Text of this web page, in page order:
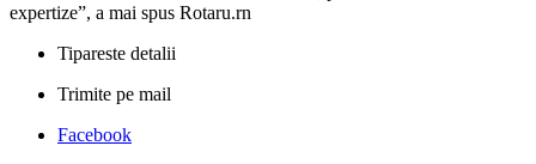
expertize”, a mai spus Rotaru.rn
Tipareste detalii
Trimite pe mail
Facebook